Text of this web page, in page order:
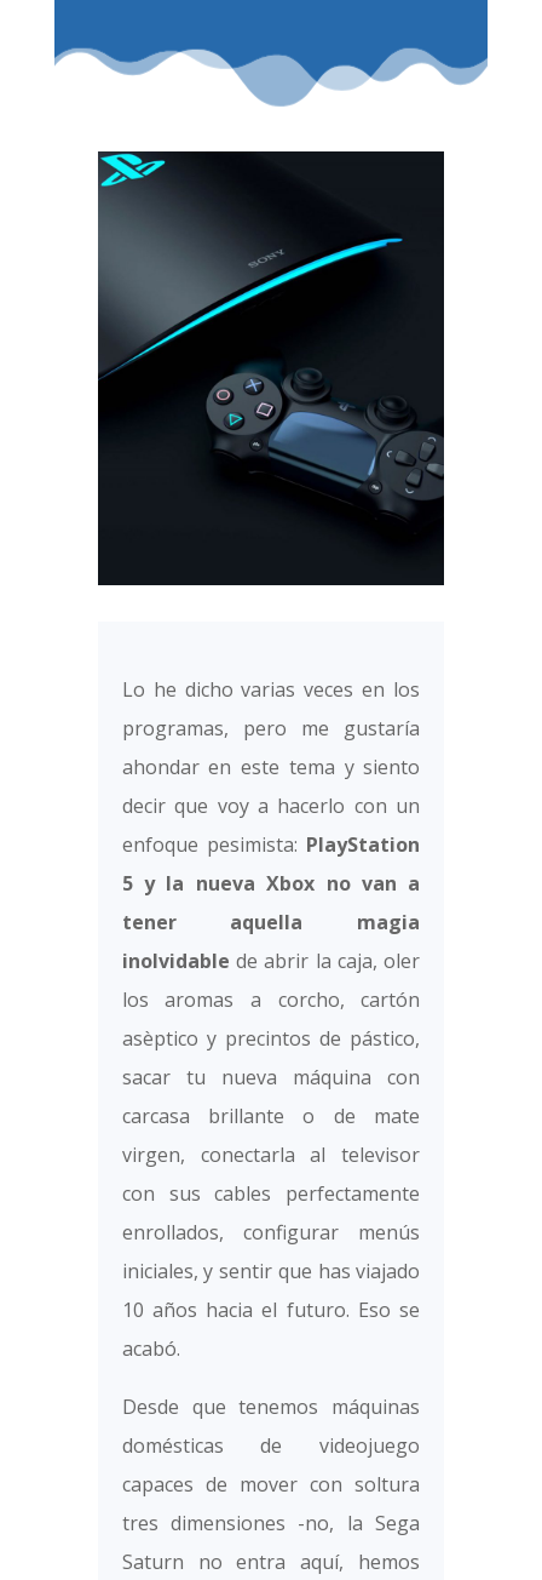
Lo he dicho varias veces en los
programas, pero me gustaría
ahondar en este tema y siento
decir que voy a hacerlo con un
enfoque pesimista: PlayStation
5 y la nueva Xbox no van a
tener aquella magia
inolvidable de abrir la caja, oler
los aromas a corcho, cartón
asèptico y precintos de pástico,
sacar tu nueva máquina con
carcasa brillante o de mate
virgen, conectarla al televisor
con sus cables perfectamente
enrollados, configurar menús
iniciales, y sentir que has viajado
10 años hacia el futuro. Eso se
acabó.
Desde que tenemos máquinas
domésticas de videojuego
capaces de mover con soltura
tres dimensiones -no, la Sega
Saturn no entra aquí, hemos